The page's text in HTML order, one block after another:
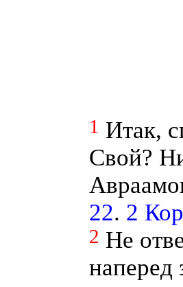
1 Итак,
Свой?
22. 2
2 Не
наперед